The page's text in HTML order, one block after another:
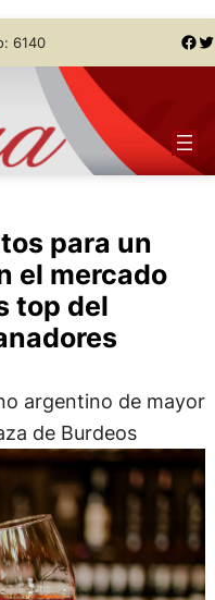
6140 Facebook Twitter
para un
el mercado
top del
argentino de mayor
de Burdeos